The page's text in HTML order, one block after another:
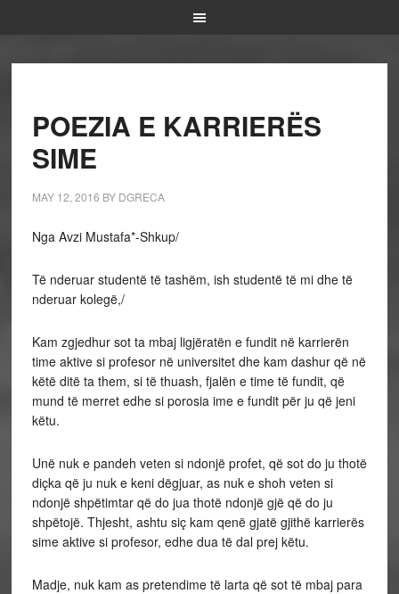
POEZIA E KARRIERËS
SIME
MAY 12, 2016 BY DGRECA
Nga Avzi Mustafa*-Shkup/
Të nderuar studentë të tashëm, ish studentë të mi dhe të
nderuar kolegë,/
Kam zgjedhur sot ta mbaj ligjëratën e fundit në karrierën
time aktive si profesor në universitet dhe kam dashur që në
këtë ditë ta them, si të thuash, fjalën e time të fundit, që
mund të merret edhe si porosia ime e fundit për ju që jeni
këtu.
Unë nuk e pandeh veten si ndonjë profet, që sot do ju thotë
diçka që ju nuk e keni dëgjuar, as nuk e shoh veten si
ndonjë shpëtimtar që do jua thotë ndonjë gjë që do ju
shpëtojë. Thjesht, ashtu siç kam qenë gjatë gjithë karrierës
sime aktive si profesor, edhe dua të dal prej këtu.
Madje, nuk kam as pretendime të larta që sot të mbaj para